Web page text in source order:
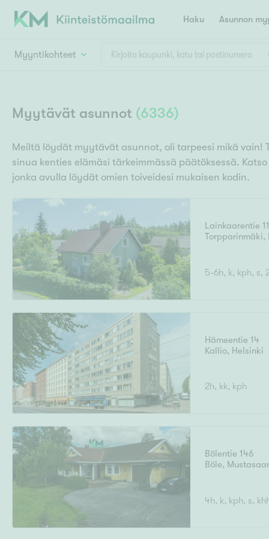
Haku Asunnon
E
Espoo
H
Hämeenlinna
I
Ilmajoki Ivalo
Joensuu Jyväskylä
N
Myyntikohteet
Asuntotyyppi
Hinta
Pinta-ala
Rakennusvuosi
Myytävät asunnot (6336)
Meiltä löydät myytävät asunnot, oli tarpeesi mikä vain!
sinua kenties elämäsi tärkeimmässä päätöksessä.
jonka avulla löydät omien toiveidesi mukaisen kodin.
Lainkaarentie
Torpparinmäki,
5-6h, k, kph, s,
Hämeentie 14
Kallio, Helsinki
2h, kk, kph
Bölentie 146
Böle,
4h, k, kph, s,